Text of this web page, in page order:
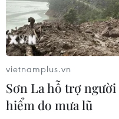
CƠ QUAN CHỦ QUẢN: THÔNG TẤN
vietnamplus.vn
Sơn La hỗ trợ
hiểm do mưa lũ